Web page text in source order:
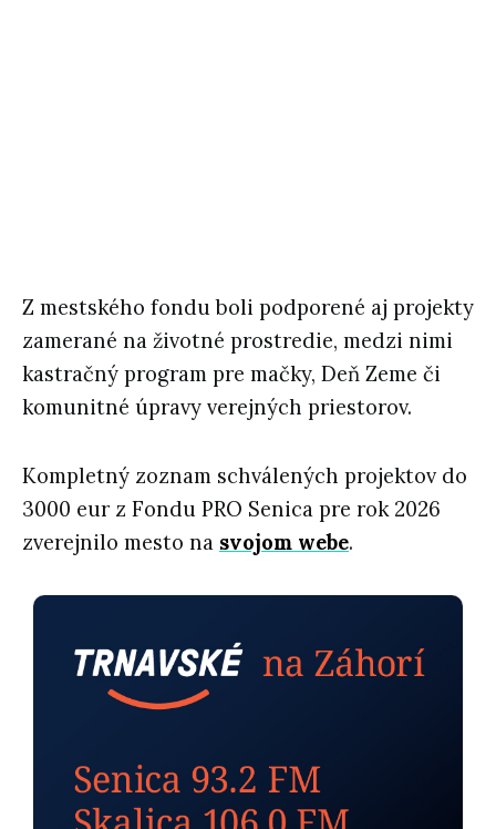
Z mestského fondu boli podporené aj projekty
zamerané na životné prostredie, medzi nimi
kastračný program pre mačky, Deň Zeme či
komunitné úpravy verejných priestorov.
Kompletný zoznam schválených projektov do
3000 eur z Fondu PRO Senica pre rok 2026
zverejnilo mesto na svojom webe.